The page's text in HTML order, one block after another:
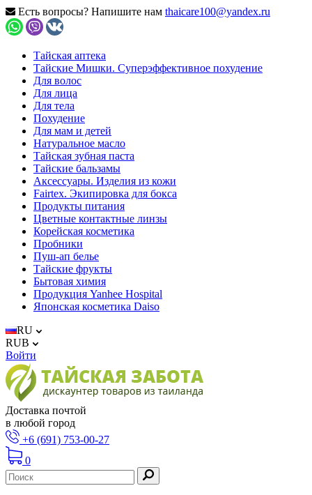
Есть вопросы? Напишите нам thaicare100@yandex.ru
Тайская аптека
Тайские Мишки. Суперэффективное похудение
Для волос
Для лица
Для тела
Похудение
Для мам и детей
Натуральное масло
Тайская зубная паста
Тайские бальзамы
Аксессуары. Изделия из кожи
Fairtex. Экипировка для бокса
Продукты питания
Цветные контактные линзы
Корейская косметика
Пробники
Пуш-ап белье
Тайские фрукты
Бытовая химия
Продукция Yanhee Hospital
Японская косметика Daiso
RU
RUB
Войти
Доставка почтой
в любой город
+6 (691) 753-00-27
0